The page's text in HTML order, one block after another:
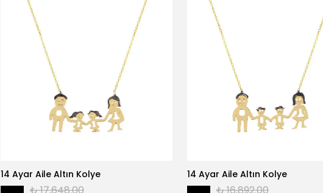
14 Ayar Aile Altın Kolye 14 Ayar Aile Altın Kolye